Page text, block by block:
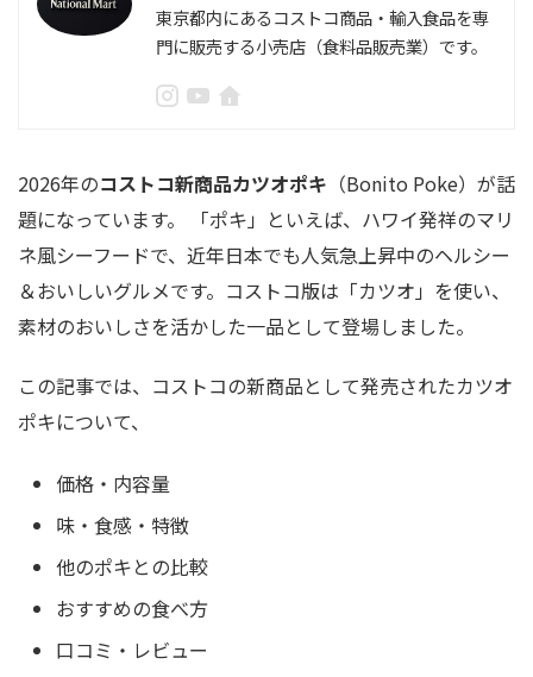
東京都内にあるコストコ商品・輸入食品を専
門に販売する小売店（食料品販売業）です。
2026年のコストコ新商品カツオポキ （Bonito Poke）が話
題になっています。 「ポキ」といえば、ハワイ発祥のマリ
ネ風シーフードで、近年日本でも人気急上昇中のヘルシー
＆おいしいグルメです。コストコ版は「カツオ」を使い、
素材のおいしさを活かした一品として登場しました。
この記事では、コストコの新商品として発売されたカツオ
ポキについて、
価格・内容量
味・食感・特徴
他のポキとの比較
おすすめの食べ方
口コミ・レビュー